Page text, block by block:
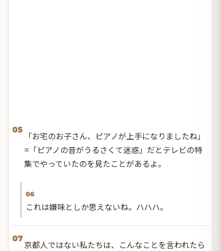
05
「お宅のお子さん、ピアノが上手になりましたね」
=「ピアノの音がうるさくて迷惑」だとテレビの特
集でやっていたのを見たことがあるよ。
06
これは嫌味としか思えないね。ハハハ。
07
京都人ではない私たちは、こんなことを言われたら